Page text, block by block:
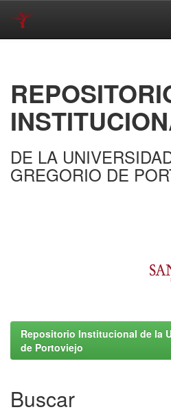
DE LA
GREGORIO DE
Repositorio Institucional de la
de Portoviejo
Buscar